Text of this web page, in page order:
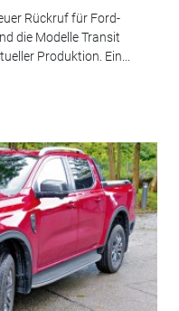
Rückruf für Ford-
die Modelle Transit
Produktion. Ein...